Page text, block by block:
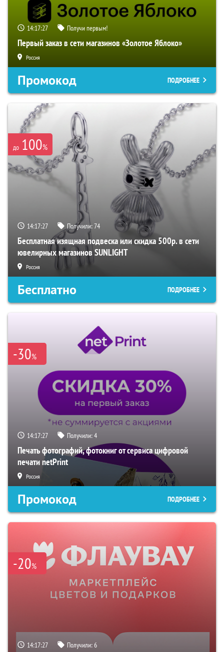
14:17:27 Получи первым!
Первый заказ в сети магазинов «Золотое Яблоко»
Россия
Промокод ПОДРОБНЕЕ
до 100%
14:17:27 Получили:74
Бесплатная изящная подвеска или скидка 500р. в сети
ювелирных магазинов SUNLIGHT
Россия
Бесплатно ПОДРОБНЕЕ
-30%
14:17:27 Получили:4
Печать фотографий, фотокниг от сервиса цифровой
печати netPrint
Россия
Промокод ПОДРОБНЕЕ
-20%
14:17:27 Получили:6